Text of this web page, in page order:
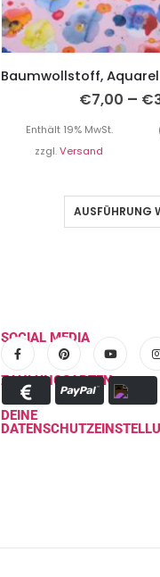
€7,00 – €
Enthält 19% MwSt.
zzgl.Versand
AUSFÜHRUNG
SOCIAL MEDIA
ZAHLUNGSARTEN
DEINE